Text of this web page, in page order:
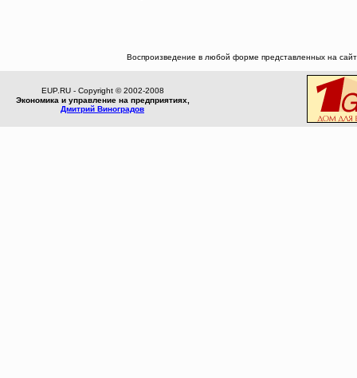
Воспроизведение в любой форме представленных на
EUP.RU - Copyright © 2002-2008
Экономика и управление на предприятиях,
Дмитрий Виноградов